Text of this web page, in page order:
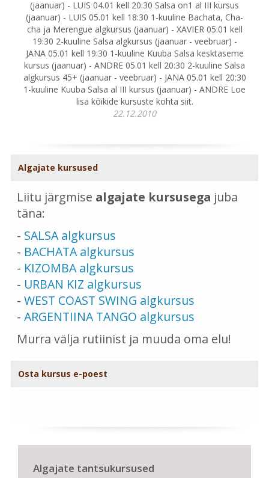
(jaanuar) - LUIS 04.01 kell 20:30 Salsa on1 al III kursus
(jaanuar) - LUIS 05.01 kell 18:30 1-kuuline Bachata, Cha-
cha ja Merengue algkursus (jaanuar) - XAVIER 05.01 kell
19:30 2-kuuline Salsa algkursus (jaanuar - veebruar) -
JANA 05.01 kell 19:30 1-kuuline Kuuba Salsa kesktaseme
kursus (jaanuar) - ANDRE 05.01 kell 20:30 2-kuuline Salsa
algkursus 45+ (jaanuar - veebruar) - JANA 05.01 kell 20:30
1-kuuline Kuuba Salsa al III kursus (jaanuar) - ANDRE Loe
lisa kõikide kursuste kohta siit.
22.12.2010
Algajate kursused
Liitu järgmise algajate kursusega juba
täna:
- SALSA algkursus
- BACHATA algkursus
- KIZOMBA algkursus
- URBAN KIZ algkursus
- WEST COAST SWING algkursus
- ARGENTIINA TANGO algkursus
Murra välja rutiinist ja muuda oma elu!
Osta kursus e-poest
Algajate tantsukursused